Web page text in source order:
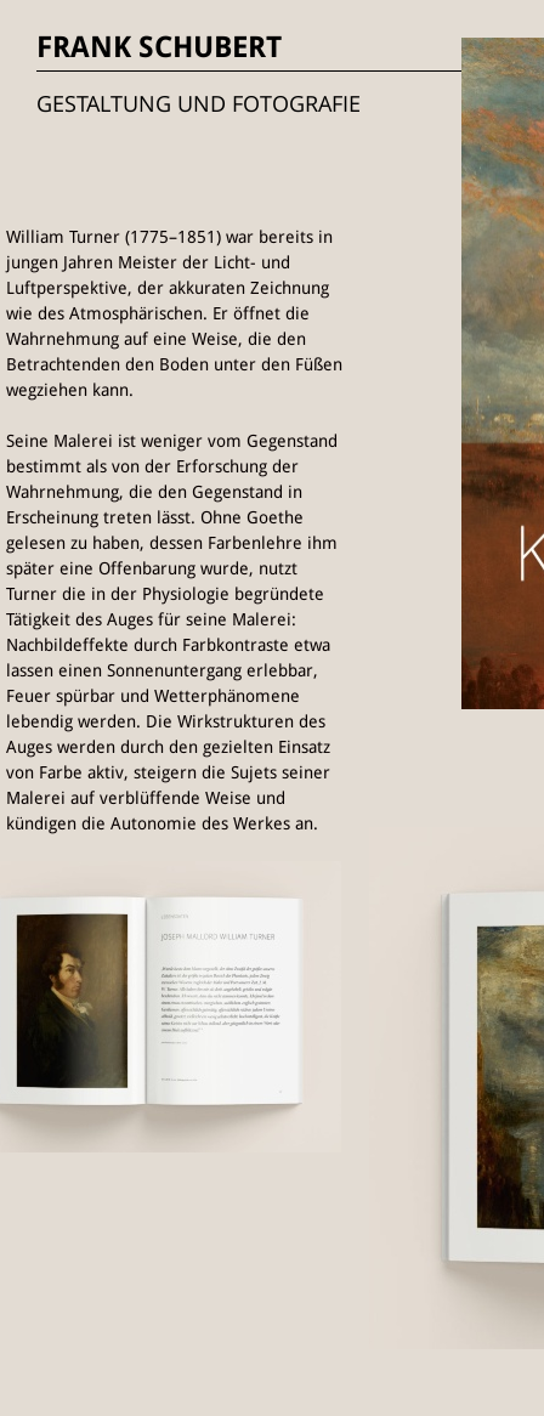
FRANK SCHUBERT
William Turner (1775–1851) war bereits in
jungen Jahren Meister der Licht- und
Luftperspektive, der akkuraten Zeichnung
wie des Atmosphärischen. Er öffnet die
Wahrnehmung auf eine Weise, die den
Betrachtenden den Boden unter den Füßen
wegziehen kann.
Seine Malerei ist weniger vom Gegenstand
bestimmt als von der Erforschung der
Wahrnehmung, die den Gegenstand in
Erscheinung treten lässt. Ohne Goethe
gelesen zu haben, dessen Farbenlehre ihm
später eine Offenbarung wurde, nutzt
Turner die in der Physiologie begründete
Tätigkeit des Auges für seine Malerei:
Nachbildeffekte durch Farbkontraste etwa
lassen einen Sonnenuntergang erlebbar,
Feuer spürbar und Wetterphänomene
lebendig werden. Die Wirkstrukturen des
Auges werden durch den gezielten Einsatz
von Farbe aktiv, steigern die Sujets seiner
Malerei auf verblüffende Weise und
kündigen die Autonomie des Werkes an.
GESTALTUNG UND FOTOGRAFIE